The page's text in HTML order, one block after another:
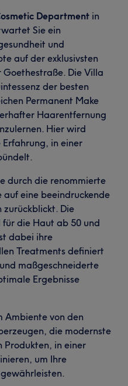
Department in
Sie ein
und
auf der exklusivsten
Die Villa
der besten
Permanent Make
Haarentfernung
Hier wird
Erfahrung, in einer
durch die renommierte
auf eine beeindruckende
zurückblickt. Die
die Haut ab 50 und
dabei ihre
Treatments definiert
maßgeschneiderte
Ergebnisse
Ambiente von den
die modernste
Produkten, in einer
um Ihre